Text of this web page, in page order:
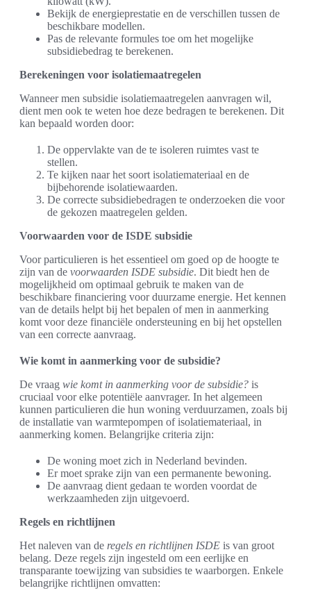
Bekijk de energieprestatie en de verschillen tussen de
beschikbare modellen.
Pas de relevante formules toe om het mogelijke
subsidiebedrag te berekenen.
Berekeningen voor isolatiemaatregelen
Wanneer men subsidie isolatiemaatregelen aanvragen wil,
dient men ook te weten hoe deze bedragen te berekenen. Dit
kan bepaald worden door:
De oppervlakte van de te isoleren ruimtes vast te
stellen.
Te kijken naar het soort isolatiemateriaal en de
bijbehorende isolatiewaarden.
De correcte subsidiebedragen te onderzoeken die voor
de gekozen maatregelen gelden.
Voorwaarden voor de ISDE subsidie
Voor particulieren is het essentieel om goed op de hoogte te
zijn van de voorwaarden ISDE subsidie. Dit biedt hen de
mogelijkheid om optimaal gebruik te maken van de
beschikbare financiering voor duurzame energie. Het kennen
van de details helpt bij het bepalen of men in aanmerking
komt voor deze financiële ondersteuning en bij het opstellen
van een correcte aanvraag.
Wie komt in aanmerking voor de subsidie?
De vraag wie komt in aanmerking voor de subsidie? is
cruciaal voor elke potentiële aanvrager. In het algemeen
kunnen particulieren die hun woning verduurzamen, zoals bij
de installatie van warmtepompen of isolatiemateriaal, in
aanmerking komen. Belangrijke criteria zijn:
De woning moet zich in Nederland bevinden.
Er moet sprake zijn van een permanente bewoning.
De aanvraag dient gedaan te worden voordat de
werkzaamheden zijn uitgevoerd.
Regels en richtlijnen
Het naleven van de regels en richtlijnen ISDE is van groot
belang. Deze regels zijn ingesteld om een eerlijke en
transparante toewijzing van subsidies te waarborgen. Enkele
belangrijke richtlijnen omvatten: